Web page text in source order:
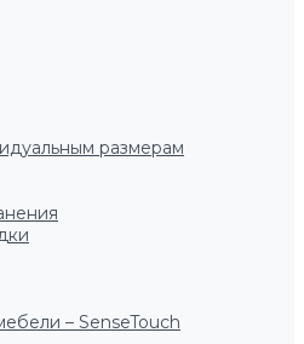
размерам
– SenseTouch